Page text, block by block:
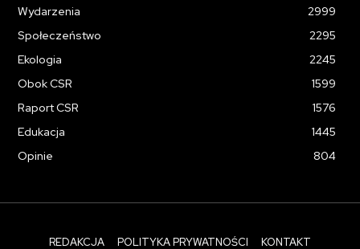
Wydarzenia
2999
Społeczeństwo
2295
Ekologia
2245
Obok CSR
1599
Raport CSR
1576
Edukacja
1445
Opinie
804
REDAKCJA POLITYKA PRYWATNOŚCI KONTAKT